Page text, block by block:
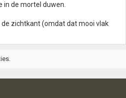
in de mortel duwen.
de zichtkant (omdat dat mooi vlak